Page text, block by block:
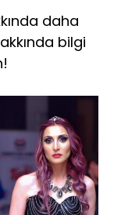
daha
bilgi